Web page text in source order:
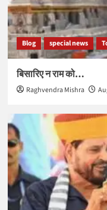
Blog special news
बिसारिए न राम को…
Raghvendra Mishra